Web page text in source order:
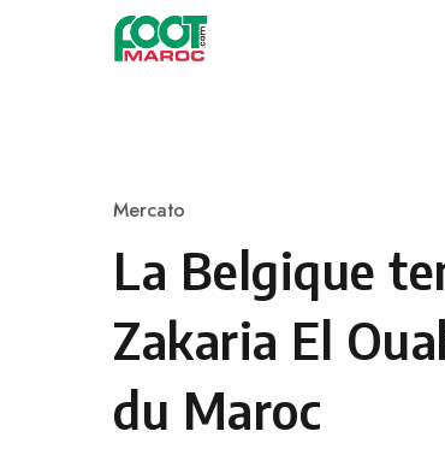
Skip to content
Category
Mercato
La Belgique
Zakaria El
du Maroc